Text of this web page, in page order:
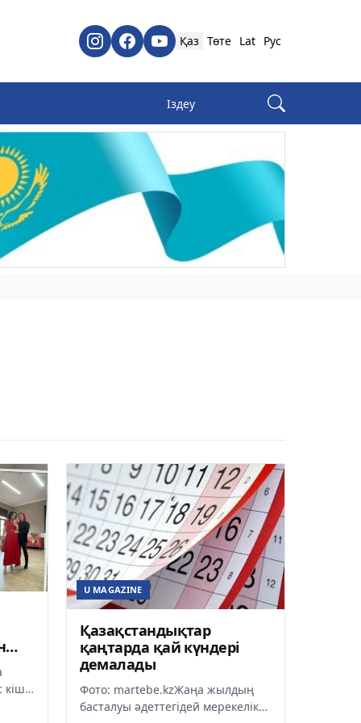
Қаз Төте Lat Рус
U MAGAZINE
Қазақстандықтар
қаңтарда қай күндері
демалады
Фото: martebe.kzЖаңа жылдың
басталуы әдеттегідей мерекелік